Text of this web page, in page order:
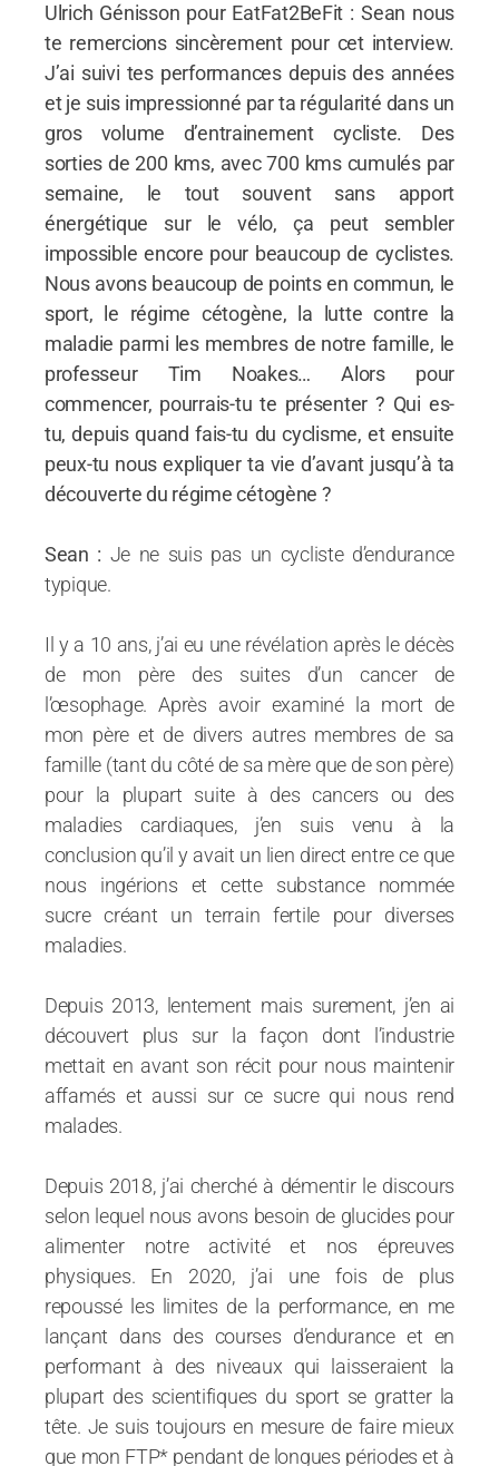
Ulrich Génisson pour EatFat2BeFit : Sean nous
te remercions sincèrement pour cet interview.
J’ai suivi tes performances depuis des années
et je suis impressionné par ta régularité dans un
gros volume d’entrainement cycliste. Des
sorties de 200 kms, avec 700 kms cumulés par
semaine, le tout souvent sans apport
énergétique sur le vélo, ça peut sembler
impossible encore pour beaucoup de cyclistes.
Nous avons beaucoup de points en commun, le
sport, le régime cétogène, la lutte contre la
maladie parmi les membres de notre famille, le
professeur Tim Noakes… Alors pour
commencer, pourrais-tu te présenter ? Qui es-
tu, depuis quand fais-tu du cyclisme, et ensuite
peux-tu nous expliquer ta vie d’avant jusqu’à ta
découverte du régime cétogène ?
Sean : Je ne suis pas un cycliste d’endurance
typique.
Il y a 10 ans, j’ai eu une révélation après le décès
de mon père des suites d’un cancer de
l’œsophage. Après avoir examiné la mort de
mon père et de divers autres membres de sa
famille (tant du côté de sa mère que de son père)
pour la plupart suite à des cancers ou des
maladies cardiaques, j’en suis venu à la
conclusion qu’il y avait un lien direct entre ce que
nous ingérions et cette substance nommée
sucre créant un terrain fertile pour diverses
maladies.
Depuis 2013, lentement mais surement, j’en ai
découvert plus sur la façon dont l’industrie
mettait en avant son récit pour nous maintenir
affamés et aussi sur ce sucre qui nous rend
malades.
Depuis 2018, j’ai cherché à démentir le discours
selon lequel nous avons besoin de glucides pour
alimenter notre activité et nos épreuves
physiques. En 2020, j’ai une fois de plus
repoussé les limites de la performance, en me
lançant dans des courses d’endurance et en
performant à des niveaux qui laisseraient la
plupart des scientifiques du sport se gratter la
tête. Je suis toujours en mesure de faire mieux
que mon FTP* pendant de longues périodes et à